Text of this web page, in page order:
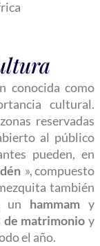
conocida como
cultural.
reservadas
al público
pueden, en
», compuesto
también
un hammam y
matrimonio y
el año.